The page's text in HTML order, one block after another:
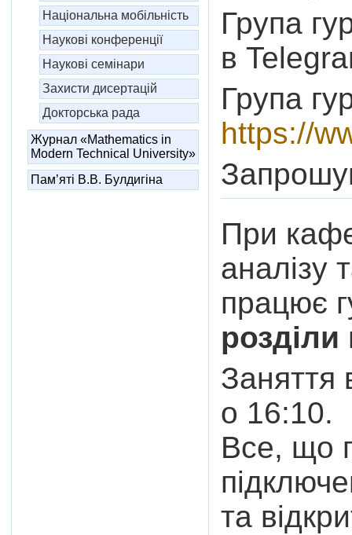
Національна мобільність
Наукові конференції
Наукові семінари
Захисти дисертацій
Докторська рада
Журнал «Mathematics in
Modern Technical University»
Пам’яті В.В. Булдигіна
Група
в
Група
https://
При
аналізу
працює
розділи
Заняття
о 16:10.
Все, що
та